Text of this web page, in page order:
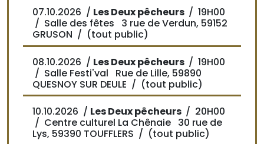
07.10.2026 / Les Deux pêcheurs / 19H00
/ Salle des fêtes 3 rue de Verdun, 59152
GRUSON / (tout public)
08.10.2026 / Les Deux pêcheurs / 19H00
/ Salle Festi'val Rue de Lille, 59890
QUESNOY SUR DEULE / (tout public)
10.10.2026 / Les Deux pêcheurs / 20H00
/ Centre culturel La Chênaie 30 rue de
Lys, 59390 TOUFFLERS / (tout public)